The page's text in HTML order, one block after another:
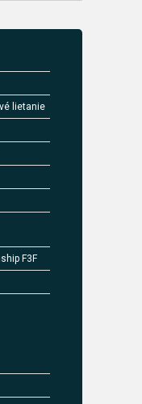
lietanie
F3F